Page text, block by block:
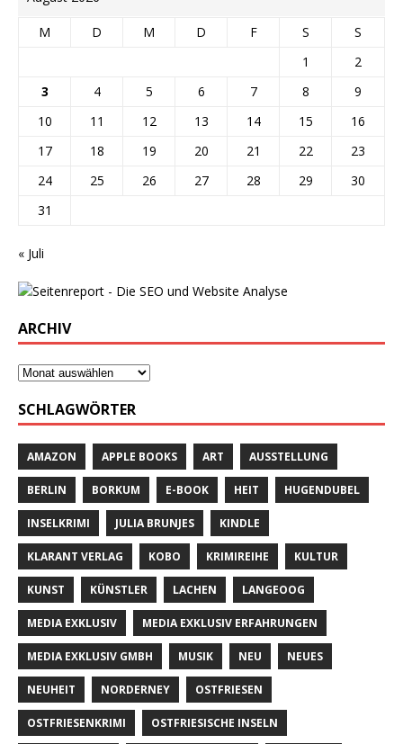
M D M D F S
S
1
2
3
4 5 6 7 8
9
10
11 12 13 14 15
16
17
18 19 20 21 22
23
24
25 26 27 28 29
30
31
« Juli
ARCHIV
SCHLAGWÖRTER
AMAZON APPLE BOOKS ART AUSSTELLUNG
BERLIN BORKUM E-BOOK HEIT HUGENDUBEL
INSELKRIMI JULIA BRUNJES KINDLE
KLARANT VERLAG KOBO KRIMIREIHE KULTUR
KUNST KÜNSTLER LACHEN LANGEOOG
MEDIA EXKLUSIV MEDIA EXKLUSIV ERFAHRUNGEN
MEDIA EXKLUSIV GMBH MUSIK NEU NEUES
NEUHEIT NORDERNEY OSTFRIESEN
OSTFRIESENKRIMI OSTFRIESISCHE INSELN